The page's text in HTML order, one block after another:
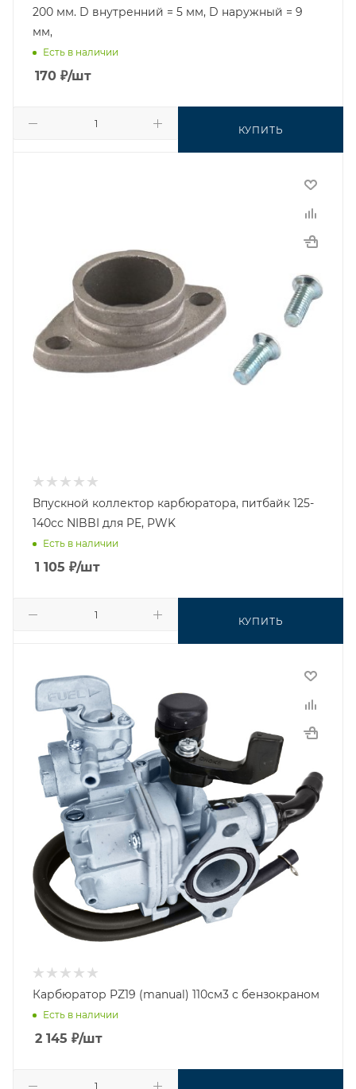
200 мм. D внутренний = 5 мм, D наружный = 9
мм,
Есть в наличии
170 ₽/шт
КУПИТЬ
Впускной коллектор карбюратора, питбайк 125-
140сс NIBBI для PE, PWK
Есть в наличии
1 105 ₽/шт
КУПИТЬ
Карбюратор PZ19 (manual) 110см3 с бензокраном
Есть в наличии
2 145 ₽/шт